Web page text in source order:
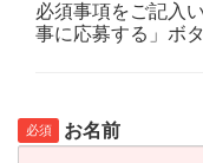
必須事項をご記入
事に応募する」ボ
必須 お名前